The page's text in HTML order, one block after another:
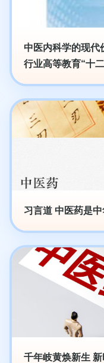
中医内科学的现
行业高等教育“十
习言道 中医药是
千年岐黄焕新生